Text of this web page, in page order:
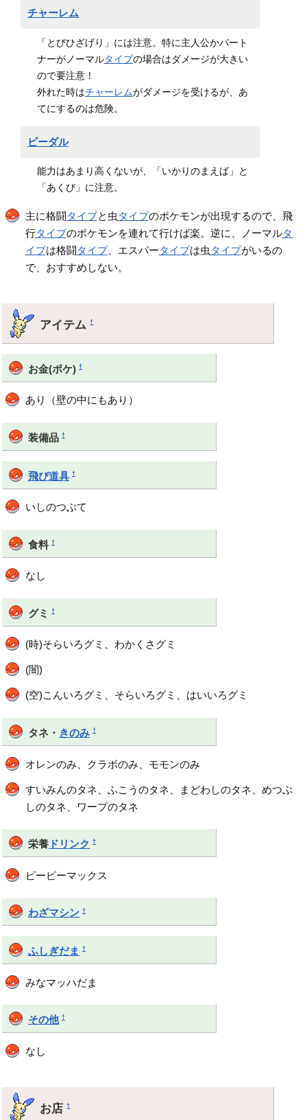
チャーレム
「とびひざげり」には注意。特に主人公かパート
ナーがノーマルタイプの場合はダメージが大きい
ので要注意！
外れた時はチャーレムがダメージを受けるが、あ
てにするのは危険。
ビーダル
能力はあまり高くないが、「いかりのまえば」と
「あくび」に注意。
主に格闘タイプと虫 タイプのポケモンが出現するので、飛
行タイプのポケモンを連れて行けば楽。逆に、ノーマルタ
イプは格闘タイプ、エスパータイプは虫 タイプがいるの
で、おすすめしない。
アイテム†
お金(ポケ) †
あり（壁の中にもあり）
装備品 †
飛び道具 †
いしのつぶて
食料 †
なし
グミ †
(時)そらいろグミ、わかくさグミ
(闇)
(空)こんいろグミ、そらいろグミ、はいいろグミ
タネ・ きのみ †
オレンのみ、クラボのみ、モモンのみ
すいみんのタネ、ふこうのタネ、まどわしのタネ、めつぶ
しのタネ、ワープのタネ
栄養ドリンク †
ピーピーマックス
わざマシン †
ふしぎだま †
みなマッハだま
その他 †
なし
お店†